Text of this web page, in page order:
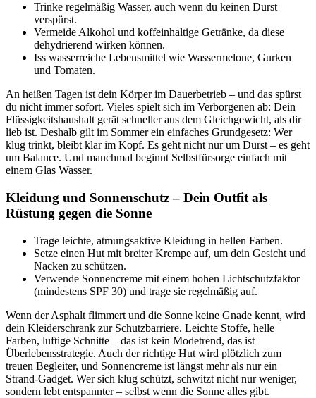
Trinke regelmäßig Wasser, auch wenn du keinen Durst
verspürst.
Vermeide Alkohol und koffeinhaltige Getränke, da diese
dehydrierend wirken können.
Iss wasserreiche Lebensmittel wie Wassermelone, Gurken
und Tomaten.
An heißen Tagen ist dein Körper im Dauerbetrieb – und das spürst
du nicht immer sofort. Vieles spielt sich im Verborgenen ab: Dein
Flüssigkeitshaushalt gerät schneller aus dem Gleichgewicht, als dir
lieb ist. Deshalb gilt im Sommer ein einfaches Grundgesetz: Wer
klug trinkt, bleibt klar im Kopf. Es geht nicht nur um Durst – es geht
um Balance. Und manchmal beginnt Selbstfürsorge einfach mit
einem Glas Wasser.
Kleidung und Sonnenschutz – Dein Outfit als
Rüstung gegen die Sonne
Trage leichte, atmungsaktive Kleidung in hellen Farben.
Setze einen Hut mit breiter Krempe auf, um dein Gesicht und
Nacken zu schützen.
Verwende Sonnencreme mit einem hohen Lichtschutzfaktor
(mindestens SPF 30) und trage sie regelmäßig auf.
Wenn der Asphalt flimmert und die Sonne keine Gnade kennt, wird
dein Kleiderschrank zur Schutzbarriere. Leichte Stoffe, helle
Farben, luftige Schnitte – das ist kein Modetrend, das ist
Überlebensstrategie. Auch der richtige Hut wird plötzlich zum
treuen Begleiter, und Sonnencreme ist längst mehr als nur ein
Strand-Gadget. Wer sich klug schützt, schwitzt nicht nur weniger,
sondern lebt entspannter – selbst wenn die Sonne alles gibt.